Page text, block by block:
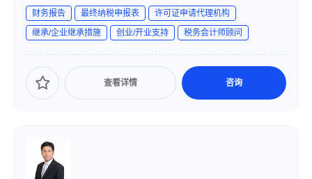
会保険労務士などの専門士業と提携し、総合的にお客様を
サポートしています。
财务报告 最终纳税申报表
许可证申请代理机构
继承/企业继承措施
创业/开业支持 税务会计师顾问
查看详情 咨询